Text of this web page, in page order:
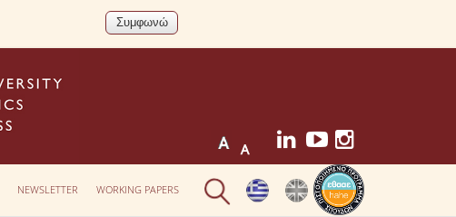
NEWSLETTER WORKING PAPERS